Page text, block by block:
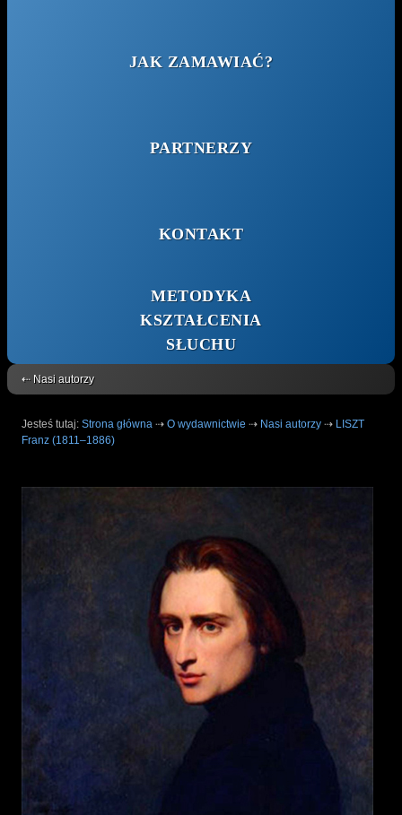
JAK ZAMAWIAĆ?
PARTNERZY
KONTAKT
METODYKA
KSZTAŁCENIA
SŁUCHU
⇠ Nasi autorzy
Jesteś tutaj: Strona główna ⇢ O wydawnictwie ⇢ Nasi autorzy ⇢ LISZT
Franz (1811–1886)